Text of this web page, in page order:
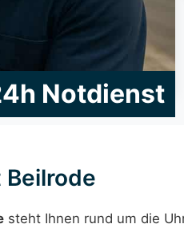
Notdienst
steht Ihnen rund um die